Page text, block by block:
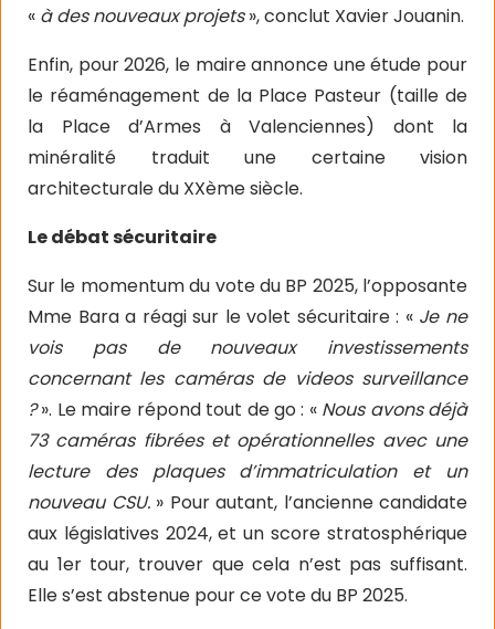
« à des nouveaux projets», conclut Xavier Jouanin.
Enfin, pour 2026, le maire annonce une étude pour
le réaménagement de la Place Pasteur (taille de
la Place d’Armes à Valenciennes) dont la
minéralité traduit une certaine vision
architecturale du XXème siècle.
Le débat sécuritaire
Sur le momentum du vote du BP 2025, l’opposante
Mme Bara a réagi sur le volet sécuritaire : « Je ne
vois pas de nouveaux investissements
concernant les caméras de videos surveillance
?». Le maire répond tout de go : « Nous avons déjà
73 caméras fibrées et opérationnelles avec une
lecture des plaques d’immatriculation et un
nouveau CSU. » Pour autant, l’ancienne candidate
aux législatives 2024, et un score stratosphérique
au 1er tour, trouver que cela n’est pas suffisant.
Elle s’est abstenue pour ce vote du BP 2025.